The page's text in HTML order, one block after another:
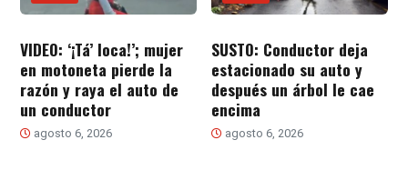
VIDEO: ‘¡Tá’ loca!’; mujer
en motoneta pierde la
razón y raya el auto de
un conductor
agosto 6, 2026
SUSTO: Conductor deja
estacionado su auto y
después un árbol le cae
encima
agosto 6, 2026